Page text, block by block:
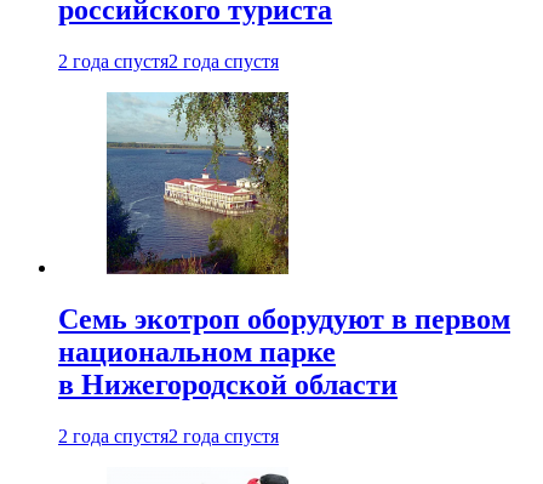
российского туриста
2 года спустя2 года спустя
Семь экотроп оборудуют в первом
национальном парке
в Нижегородской области
2 года спустя2 года спустя